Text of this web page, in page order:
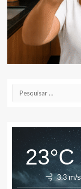
Pesquisar
23°C
3.3 m/s